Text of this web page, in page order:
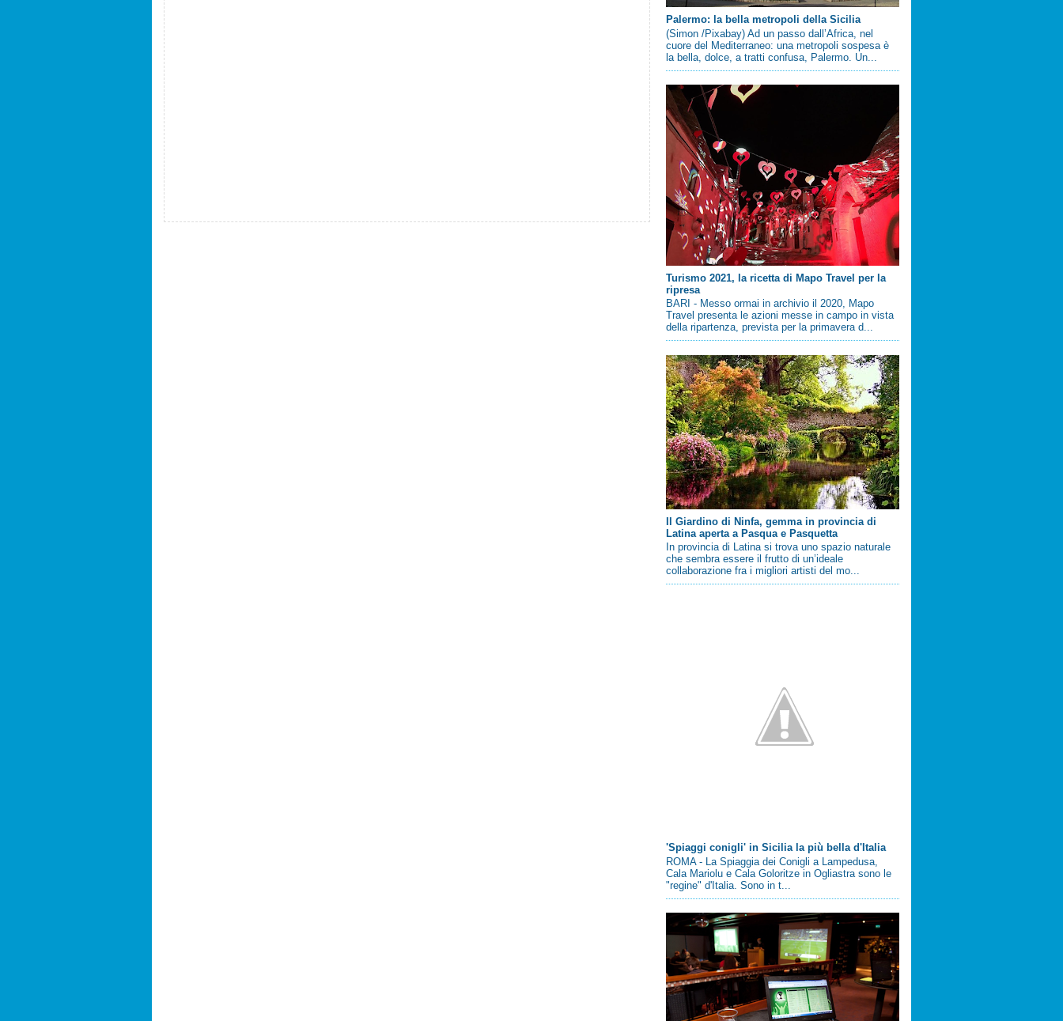
Palermo: la bella metropoli della Sicilia
(Simon /Pixabay) Ad un passo dall’Africa, nel
cuore del Mediterraneo: una metropoli sospesa è
la bella, dolce, a tratti confusa, Palermo. Un...
Turismo 2021, la ricetta di Mapo Travel per la
ripresa
BARI - Messo ormai in archivio il 2020, Mapo
Travel presenta le azioni messe in campo in vista
della ripartenza, prevista per la primavera d...
Il Giardino di Ninfa, gemma in provincia di
Latina aperta a Pasqua e Pasquetta
In provincia di Latina si trova uno spazio naturale
che sembra essere il frutto di un’ideale
collaborazione fra i migliori artisti del mo...
'Spiaggi conigli' in Sicilia la più bella d'Italia
ROMA - La Spiaggia dei Conigli a Lampedusa,
Cala Mariolu e Cala Goloritze in Ogliastra sono le
"regine" d'Italia. Sono in t...